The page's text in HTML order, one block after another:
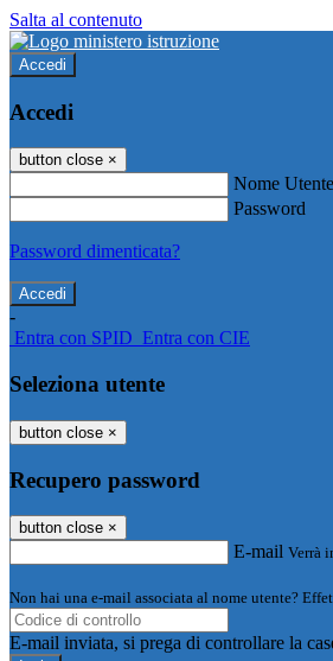
Salta al contenuto
Accedi
Accedi
button close ×
Nome Utente
Password
Password dimenticata?
-
Entra con SPID Entra con CIE
Seleziona utente
button close ×
Recupero password
button close ×
E-mail Verrà
Non hai una e-mail associata al nome utente?
E-mail inviata, si prega di controllare la